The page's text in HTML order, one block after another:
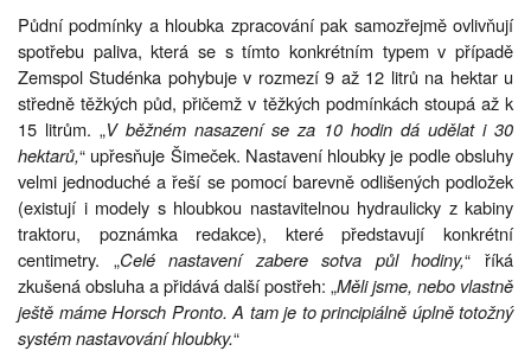
Půdní podmínky a hloubka zpracování pak samozřejmě ovlivňují
spotřebu paliva, která se s tímto konkrétním typem v případě
Zemspol Studénka pohybuje v rozmezí 9 až 12 litrů na hektar u
středně těžkých půd, přičemž v těžkých podmínkách stoupá až k
15 litrům. „V běžném nasazení se za 10 hodin dá udělat i 30
hektarů,“ upřesňuje Šimeček. Nastavení hloubky je podle obsluhy
velmi jednoduché a řeší se pomocí barevně odlišených podložek
(existují i modely s hloubkou nastavitelnou hydraulicky z kabiny
traktoru, poznámka redakce), které představují konkrétní
centimetry. „Celé nastavení zabere sotva půl hodiny,“ říká
zkušená obsluha a přidává další postřeh: „Měli jsme, nebo vlastně
ještě máme Horsch Pronto. A tam je to principiálně úplně totožný
systém nastavování hloubky.“